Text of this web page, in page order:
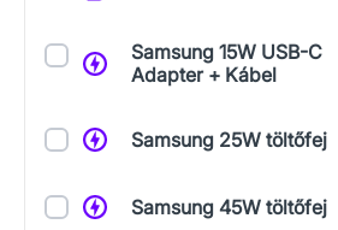
Samsung 15W USB-C
Adapter + Kábel
Samsung 25W töltőfej
Samsung 45W töltőfej